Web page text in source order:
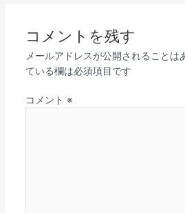
コメントを残す
メールアドレスが公開されることは
ている欄は必須項目です
コメント ※